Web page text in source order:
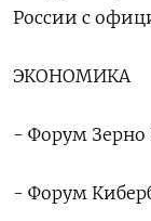
России с
ЭКОНОМИКА
- Форум Зерно
- Форум